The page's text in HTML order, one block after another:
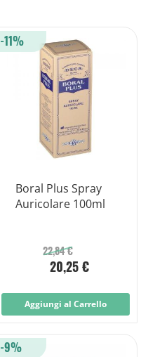
Boral Plus Spray
Auricolare 100ml
22,84 €
20,25 €
-11%
Aggiungi al Carrello
-9%